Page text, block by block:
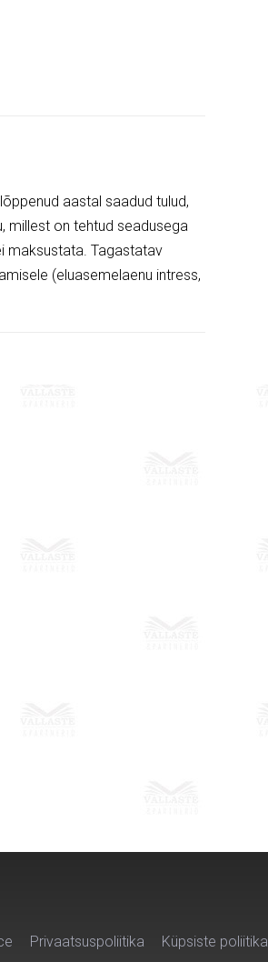
aastal saadud tulud,
millest on tehtud seadusega
maksustata. Tagastatav
(eluasemelaenu intress,
Privaatsuspoliitika
Küpsiste poliitika